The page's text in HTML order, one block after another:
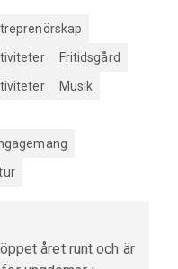
Fritidsgård
Musik
året runt och är